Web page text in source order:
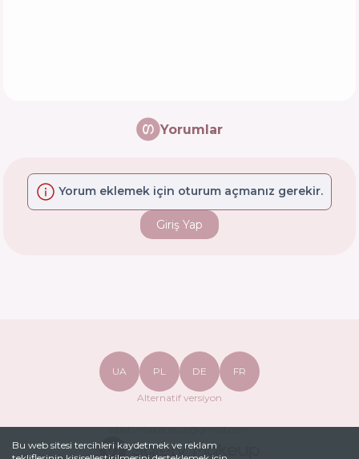
Bu web sitesi tercihleri ​​kaydetmek ve reklam
Yorumlar
Yorum eklemek için oturum açmanız gerekir.
Giriş Yap
UA PL DE FR
Alternatif versiyon
safetymakeupua@gmail.com